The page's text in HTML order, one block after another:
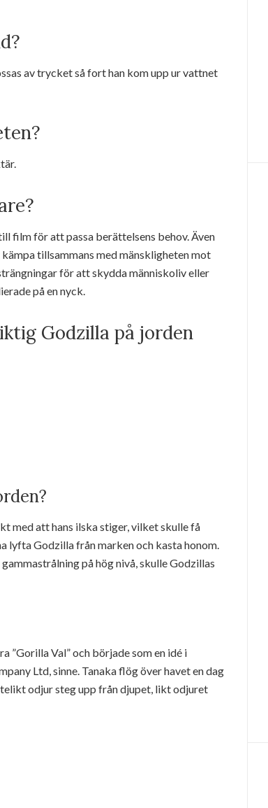
av trycket så fort han kom upp ur vattnet
film för att passa berättelsens behov. Även
tillsammans med mänskligheten mot
för att skydda människoliv eller
på en nyck.
Godzilla på jorden
med att hans ilska stiger, vilket skulle få
lyfta Godzilla från marken och kasta honom.
på hög nivå, skulle Godzillas
”Gorilla Val” och började som en idé i
Ltd, sinne. Tanaka flög över havet en dag
odjur steg upp från djupet, likt odjuret